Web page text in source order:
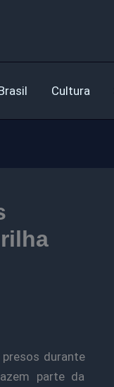
Cultura
durante
parte da